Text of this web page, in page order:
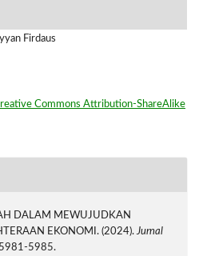
Firdaus
Commons Attribution-ShareAlike
DALAM MEWUJUDKAN
EKONOMI. (2024).Jurnal
5985.